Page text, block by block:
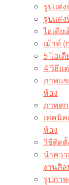
รูปแต่ง
รูปแต่
ไอเดีย
เม้าท์
5 ไอเ
4 วิธีแ
ภาพแ
ห้อง
ภาพต
เทคนิ
ห้อง
วิธีติด
นำคว
งานศิ
รูปภา